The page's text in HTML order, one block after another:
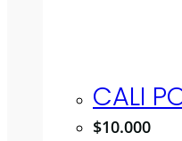
CALI
$10.000